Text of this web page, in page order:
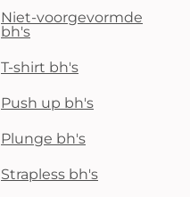
Niet-voorgevormde
bh's
T-shirt bh's
Push up bh's
Plunge bh's
Strapless bh's